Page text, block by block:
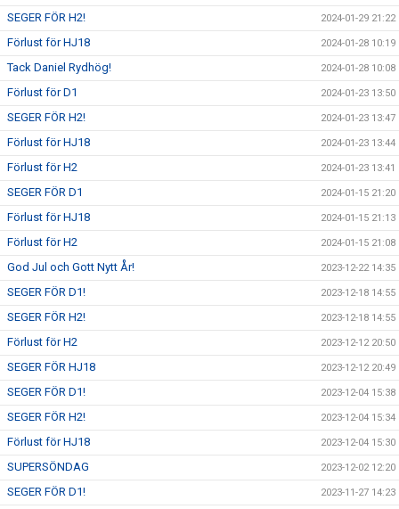
SEGER FÖR H2! 2024-01-29 21:22
Förlust för HJ18 2024-01-28 10:19
Tack Daniel Rydhög! 2024-01-28 10:08
Förlust för D1 2024-01-23 13:50
SEGER FÖR H2! 2024-01-23 13:47
Förlust för HJ18 2024-01-23 13:44
Förlust för H2 2024-01-23 13:41
SEGER FÖR D1 2024-01-15 21:20
Förlust för HJ18 2024-01-15 21:13
Förlust för H2 2024-01-15 21:08
God Jul och Gott Nytt År! 2023-12-22 14:35
SEGER FÖR D1! 2023-12-18 14:55
SEGER FÖR H2! 2023-12-18 14:55
Förlust för H2 2023-12-12 20:50
SEGER FÖR HJ18 2023-12-12 20:49
SEGER FÖR D1! 2023-12-04 15:38
SEGER FÖR H2! 2023-12-04 15:34
Förlust för HJ18 2023-12-04 15:30
SUPERSÖNDAG 2023-12-02 12:20
SEGER FÖR D1! 2023-11-27 14:23